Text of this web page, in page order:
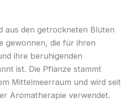
aus den getrockneten Blüten
gewonnen, die für ihren
ihre beruhigenden
ist. Die Pflanze stammt
Mittelmeerraum und wird seit
Aromatherapie verwendet.